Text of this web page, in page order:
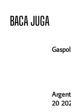
BACA JUGA
20